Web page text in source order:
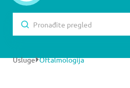
Usluge Oftalmologija